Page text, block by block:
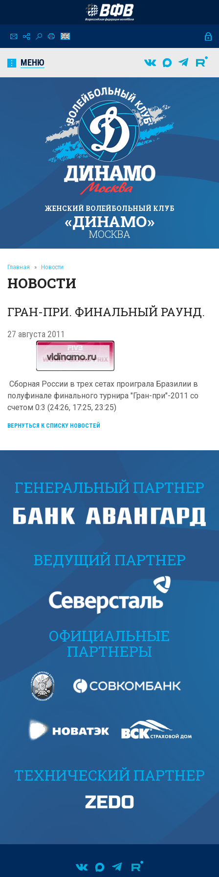
МЕНЮ
ЖЕНСКИЙ ВОЛЕЙБОЛЬНЫЙ КЛУБ
«ДИНАМО»
МОСКВА
Главная » Новости
НОВОСТИ
ГРАН-ПРИ. ФИНАЛЬНЫЙ РАУНД.
27 августа 2011
Сборная России в трех сетах проиграла Бразилии в
полуфинале финального турнира "Гран-при"-2011 со
счетом 0:3 (24:26, 17:25, 23:25)
ВЕРНУТЬСЯ К СПИСКУ НОВОСТЕЙ
ГЕНЕРАЛЬНЫЙ ПАРТНЕР
ВЕДУЩИЙ ПАРТНЕР
ОФИЦИАЛЬНЫЕ
ПАРТНЕРЫ
ТЕХНИЧЕСКИЙ ПАРТНЕР